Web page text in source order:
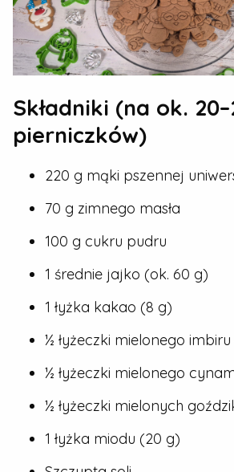
Składniki (na ok.
pierniczków)
220 g mąki pszennej
70 g zimnego masła
100 g cukru pudru
1 średnie jajko (ok. 60 g)
1 łyżka kakao (8 g)
½ łyżeczki mielonego
½ łyżeczki mielonego
½ łyżeczki mielonych
1 łyżka miodu (20 g)